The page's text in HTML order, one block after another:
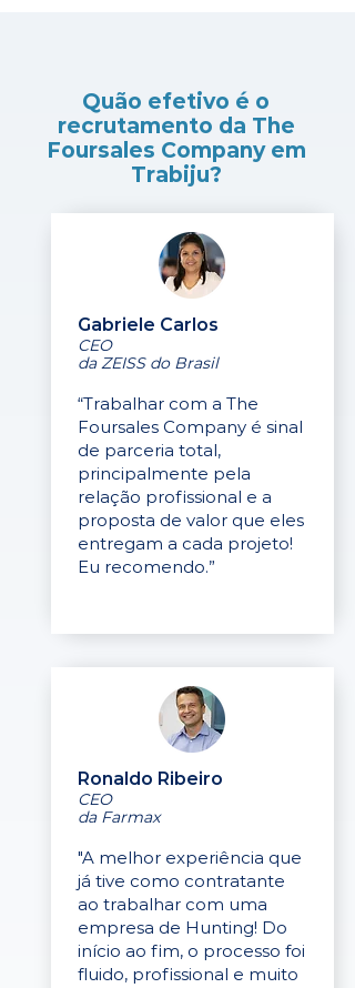
Quão efetivo é o
recrutamento da The
Foursales Company em
Trabiju?
Gabriele Carlos
CEO
da ZEISS do Brasil
“Trabalhar com a The
Foursales Company é sinal
de parceria total,
principalmente pela
relação profissional e a
proposta de valor que eles
entregam a cada projeto!
Eu recomendo.”
Ronaldo Ribeiro
CEO
da Farmax
"A melhor experiência que
já tive como contratante
ao trabalhar com uma
empresa de Hunting! Do
início ao fim, o processo foi
fluido, profissional e muito